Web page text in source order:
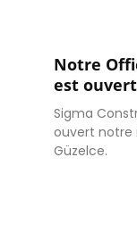
Notre
est ouvert
Sigma
ouvert notre
Güzelce.